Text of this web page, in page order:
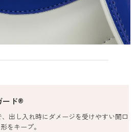
ード®
出し入れ時にダメージを受けやすい開口
をキープ。